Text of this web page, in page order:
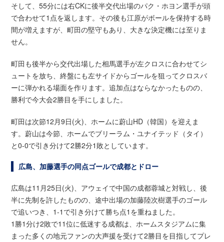
そして、55分には右CKに後半交代出場のパク・ホヨン選手が頭
で合わせて1点を返します。その後も江原がボールを保持する時
間が増えますが、町田の堅守もあり、大きな決定機には至りま
せん。
町田も後半から交代出場した相馬選手が左クロスに合わせてシ
ュートを放ち、終盤にも左サイドからゴールを狙ってクロスバ
ーに弾かれる場面を作ります。追加点はならなかったものの、
勝利で今大会2勝目を手にしました。
町田は次節12月9日(火)、ホームに蔚山HD（韓国）を迎えま
す。蔚山は今節、ホームでブリーラム・ユナイテッド（タイ）
と0-0で引き分けて2勝2分1敗としています。
広島、加藤選手の同点ゴールで成都とドロー
広島は11月25日(火)、アウェイで中国の成都蓉城と対戦し、後
半に先制を許したものの、途中出場の加藤陸次樹選手のゴール
で追いつき、1-1で引き分けて勝ち点1を重ねました。
1勝1分け2敗で11位に低迷する成都は、ホームスタジアムに集
まった多くの地元ファンの大声援を受けて2勝目を目指してプレ